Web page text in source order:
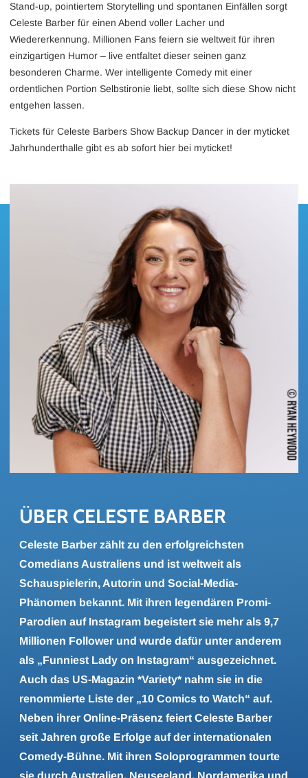
Stand-up, pointiertem Storytelling und spontanen Einfällen sorgt
Celeste Barber für einen Abend voller Lacher und
Wiedererkennung. Millionen Fans feiern sie weltweit für ihren
einzigartigen Humor – live entfaltet dieser seinen ganz
besonderen Charme. Wer intelligente Comedy mit einer
ordentlichen Portion Selbstironie liebt, sollte sich diese Show nicht
entgehen lassen.
Tickets für Celeste Barbers Show Backup Dancer in der myticket
Jahrhunderthalle gibt es ab sofort hier bei myticket!
ÜBER CE­LES­TE BAR­BER
Celeste Barber zählt zu den erfolgreichsten
Comedians Australiens und ist weltweit als
Schauspielerin, Autorin und Social-Media-
Phänomen bekannt. Mit ihren legendären Promi-
Parodien auf Instagram begeistert sie mehr als 9,7
Millionen Follower und wurde dafür unter anderem
als „Funniest Lady on Instagram“ ausgezeichnet.
Auch das US-Magazin *Variety* nahm sie in die
renommierte Liste der „10 Comics to Watch“ auf.
Neben ihrer Online-Präsenz feiert Celeste Barber
seit Jahren große Erfolge auf der internationalen
Comedy-Bühne. Mit ihren Soloprogrammen tourte
sie durch Australien, Neuseeland, Nordamerika und